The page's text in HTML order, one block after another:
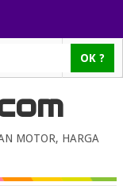
MOTOR, HARGA